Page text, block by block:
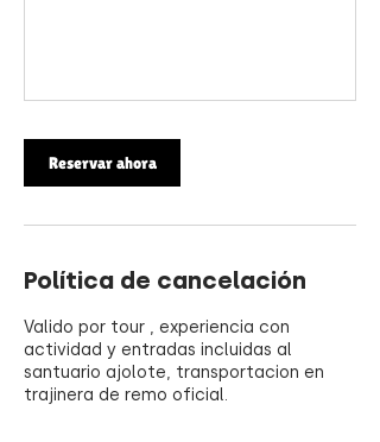
Reservar ahora
Política de cancelación
Valido por tour , experiencia con
actividad y entradas incluidas al
santuario ajolote, transportacion en
trajinera de remo oficial.